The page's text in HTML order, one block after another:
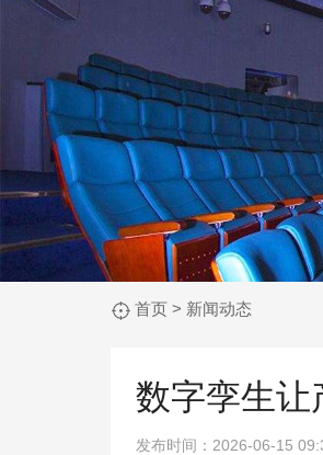
首页> 新闻动态
数字孪生让
发布时间：2026-06-15